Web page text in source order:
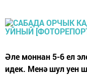
Әле моннан 5-6 ел
идек. Менә шул уен